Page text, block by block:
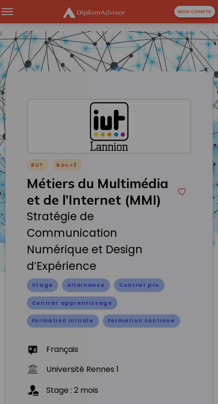
MON COMPTE
BUT Bac+3
Métiers du Multimédia
et de l’Internet (MMI)
Stratégie de
Communication
Numérique et Design
d’Expérience
Stage Alternance Contrat pro
Contrat apprentissage
Formation initiale Formation continue
Français
Université Rennes 1
Stage :2 mois